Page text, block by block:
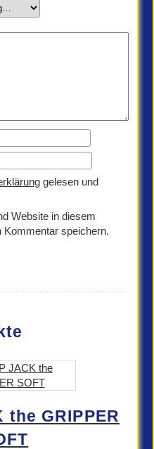
gelesen und
Website in diesem
Kommentar speichern.
the GRIPPER